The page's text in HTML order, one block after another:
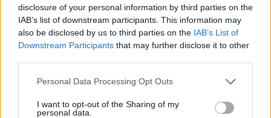
disclosure of your personal information by third parties on the
IAB’s list of downstream participants. This information may
also be disclosed by us to third parties on the IAB’s List of
Downstream Participants that may further disclose it to other
Personal Data Processing Opt Outs
I want to opt-out of the Sharing of my
personal data.
l'intérieur. L'Australien Thanasis Kokkinakis utilise le
Classement Protégé.